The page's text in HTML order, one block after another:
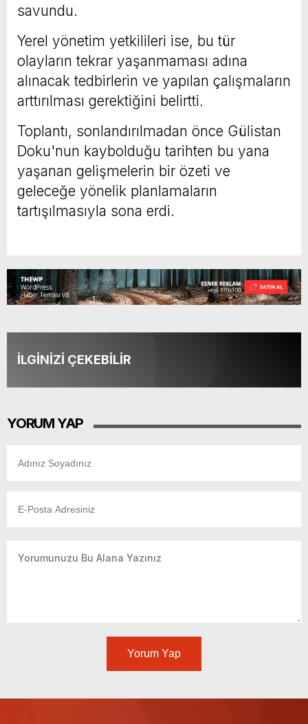
savundu.
Yerel yönetim yetkilileri ise, bu tür
olayların tekrar yaşanmaması adına
alınacak tedbirlerin ve yapılan çalışmaların
arttırılması gerektiğini belirtti.
Toplantı, sonlandırılmadan önce Gülistan
Doku'nun kaybolduğu tarihten bu yana
yaşanan gelişmelerin bir özeti ve
geleceğe yönelik planlamaların
tartışılmasıyla sona erdi.
İLGİNİZİ ÇEKEBİLİR
YORUM YAP
Yorum Yap